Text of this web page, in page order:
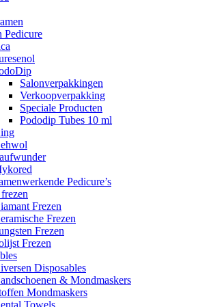
Pedicure
Salonverpakkingen
Verkoopverpakking
Speciale Producten
Pododip Tubes 10 ml
Pedicure’s
Frezen
Frezen
Frezen
Frezen
Disposables
& Mondmaskers
Mondmaskers